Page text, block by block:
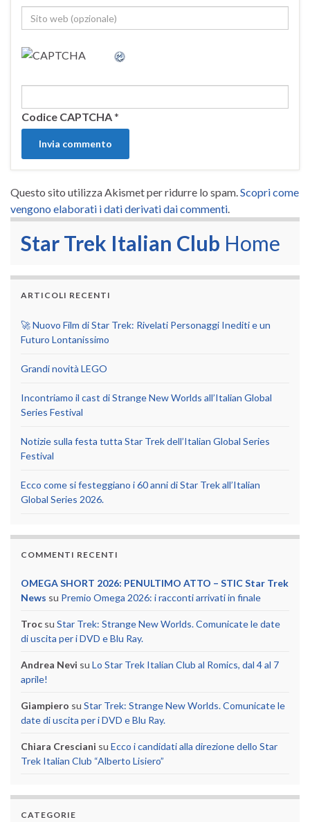
Codice CAPTCHA*
Questo sito utilizza Akismet per ridurre lo spam.Scopri come
vengono elaborati i dati derivati dai commenti.
Star Trek Italian Club Home
ARTICOLI RECENTI
🚀 Nuovo Film di Star Trek: Rivelati Personaggi Inediti e un
Futuro Lontanissimo
Grandi novità LEGO
Incontriamo il cast di Strange New Worlds all’Italian Global
Series Festival
Notizie sulla festa tutta Star Trek dell’Italian Global Series
Festival
Ecco come si festeggiano i 60 anni di Star Trek all’Italian
Global Series 2026.
COMMENTI RECENTI
OMEGA SHORT 2026: PENULTIMO ATTO – STIC Star Trek
News su Premio Omega 2026: i racconti arrivati in finale
Troc su Star Trek: Strange New Worlds. Comunicate le date
di uscita per i DVD e Blu Ray.
Andrea Nevi su Lo Star Trek Italian Club al Romics, dal 4 al 7
aprile!
Giampiero su Star Trek: Strange New Worlds. Comunicate le
date di uscita per i DVD e Blu Ray.
Chiara Cresciani su Ecco i candidati alla direzione dello Star
Trek Italian Club “Alberto Lisiero”
CATEGORIE